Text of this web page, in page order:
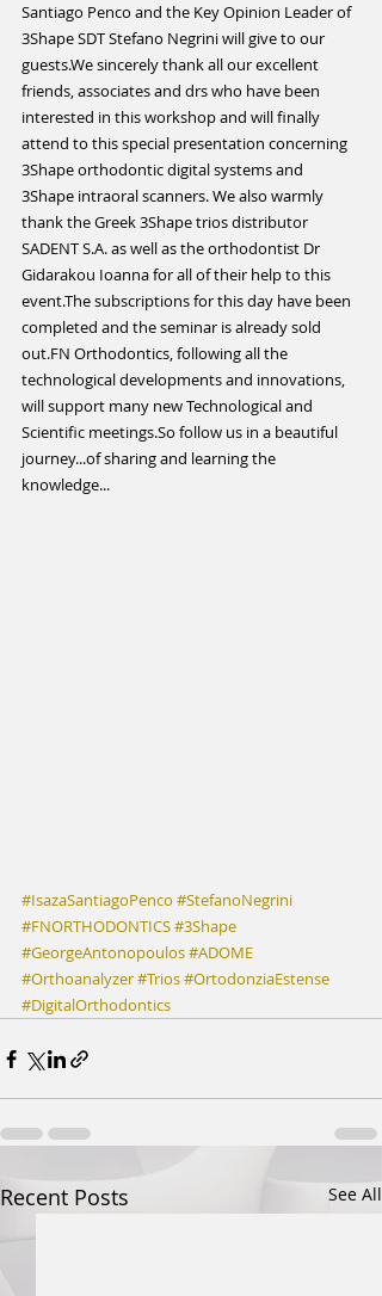
Santiago Penco and the Key Opinion Leader of
3Shape SDT Stefano Negrini will give to our
guests.We sincerely thank all our excellent
friends, associates and drs who have been
interested in this workshop and will finally
attend to this special presentation concerning
3Shape orthodontic digital systems and
3Shape intraoral scanners. We also warmly
thank the Greek 3Shape trios distributor
SADENT S.A. as well as the orthodontist Dr
Gidarakou Ioanna for all of their help to this
event.The subscriptions for this day have been
completed and the seminar is already sold
out.FN Orthodontics, following all the
technological developments and innovations,
will support many new Technological and
Scientific meetings.So follow us in a beautiful
journey...of sharing and learning the
knowledge...
#IsazaSantiagoPenco #StefanoNegrini
#FNORTHODONTICS#3Shape
#GeorgeAntonopoulos#ADOME
#Orthoanalyzer#Trios#OrtodonziaEstense
#DigitalOrthodontics
Recent Posts See All